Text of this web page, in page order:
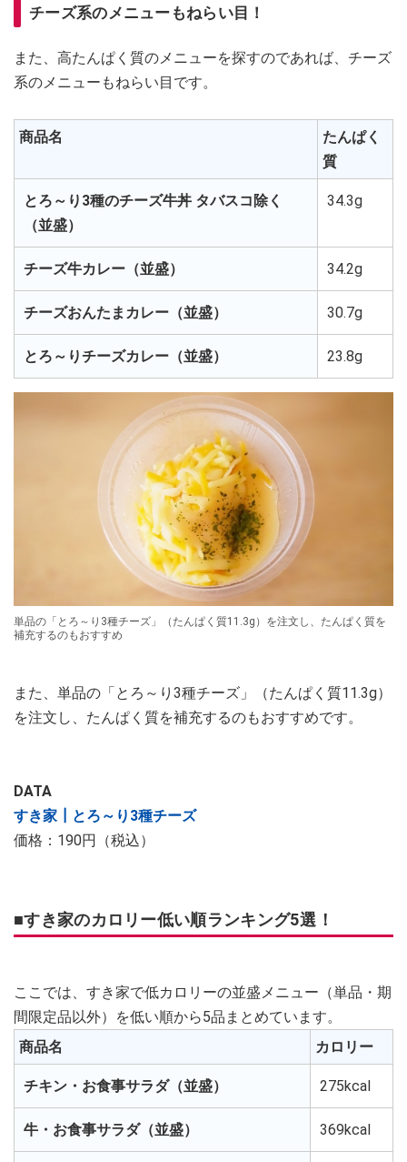
チーズ系のメニューもねらい目！
また、高たんぱく質のメニューを探すのであれば、チーズ
系のメニューもねらい目です。
商品名
たんぱく
質
とろ～り3種のチーズ牛丼 タバスコ除く
（並盛）
34.3g
チーズ牛カレー（並盛） 34.2g
チーズおんたまカレー（並盛） 30.7g
とろ～りチーズカレー（並盛） 23.8g
単品の「とろ～り3種チーズ」（たんぱく質11.3g）を注文し、たんぱく質を
補充するのもおすすめ
また、単品の「とろ～り3種チーズ」（たんぱく質11.3g）
を注文し、たんぱく質を補充するのもおすすめです。
DATA
すき家┃とろ～り3種チーズ
価格：190円（税込）
■すき家のカロリー低い順ランキング5選！
ここでは、すき家で低カロリーの並盛メニュー（単品・期
間限定品以外）を低い順から5品まとめています。
商品名
カロリー
チキン・お食事サラダ（並盛） 275kcal
牛・お食事サラダ（並盛） 369kcal